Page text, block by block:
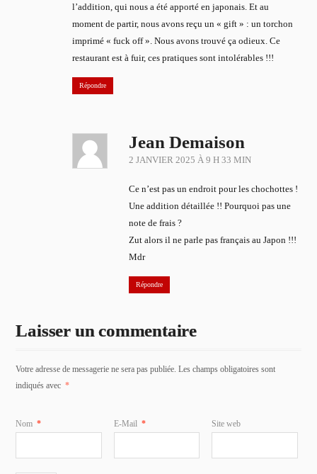
l’addition, qui nous a été apporté en japonais. Et au
moment de partir, nous avons reçu un « gift » : un torchon
imprimé « fuck off ». Nous avons trouvé ça odieux. Ce
restaurant est à fuir, ces pratiques sont intolérables !!!
Répondre
Jean Demaison
2 JANVIER 2025 À 9 H 33 MIN
Ce n’est pas un endroit pour les chochottes !
Une addition détaillée !! Pourquoi pas une
note de frais ?
Zut alors il ne parle pas français au Japon !!!
Mdr
Répondre
Laisser un commentaire
Votre adresse de messagerie ne sera pas publiée. Les champs obligatoires sont
indiqués avec *
Nom * E-Mail * Site web